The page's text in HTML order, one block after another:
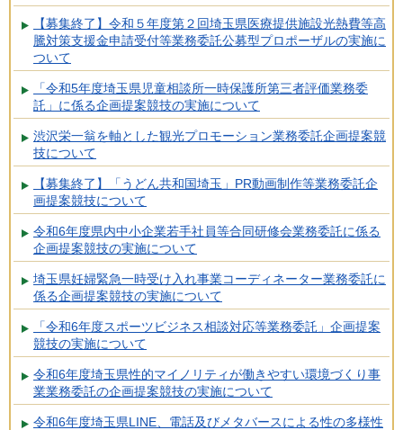
【募集終了】令和５年度第２回埼玉県医療提供施設光熱費等高
騰対策支援金申請受付等業務委託公募型プロポーザルの実施に
ついて
「令和5年度埼玉県児童相談所一時保護所第三者評価業務委
託」に係る企画提案競技の実施について
渋沢栄一翁を軸とした観光プロモーション業務委託企画提案競
技について
【募集終了】「うどん共和国埼玉」PR動画制作等業務委託企
画提案競技について
令和6年度県内中小企業若手社員等合同研修会業務委託に係る
企画提案競技の実施について
埼玉県妊婦緊急一時受け入れ事業コーディネーター業務委託に
係る企画提案競技の実施について
「令和6年度スポーツビジネス相談対応等業務委託」企画提案
競技の実施について
令和6年度埼玉県性的マイノリティが働きやすい環境づくり事
業業務委託の企画提案競技の実施について
令和6年度埼玉県LINE、電話及びメタバースによる性の多様性